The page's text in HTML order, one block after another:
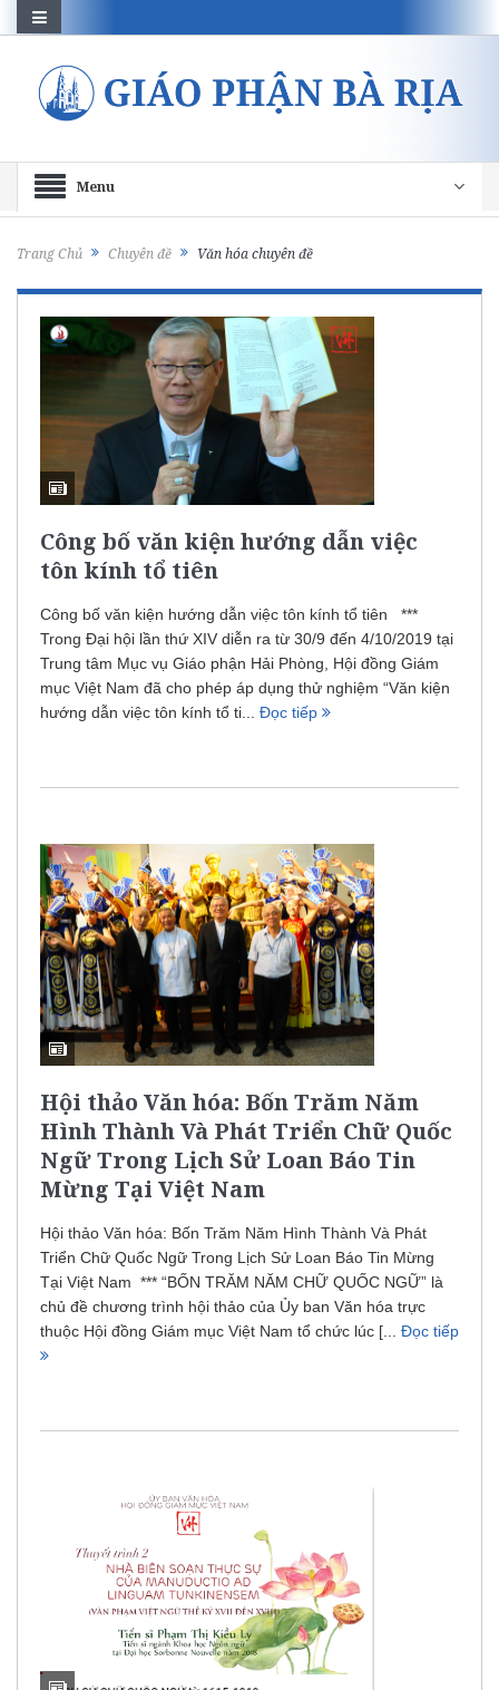
Menu
Trang Chủ Chuyên đề Văn hóa chuyên đề
Công bố văn kiện hướng dẫn việc
tôn kính tổ tiên
Công bố văn kiện hướng dẫn việc tôn kính tổ tiên ***
Trong Đại hội lần thứ XIV diễn ra từ 30/9 đến 4/10/2019 tại
Trung tâm Mục vụ Giáo phận Hải Phòng, Hội đồng Giám
mục Việt Nam đã cho phép áp dụng thử nghiệm “Văn kiện
hướng dẫn việc tôn kính tổ ti... Đọc tiếp
Hội thảo Văn hóa: Bốn Trăm Năm
Hình Thành Và Phát Triển Chữ Quốc
Ngữ Trong Lịch Sử Loan Báo Tin
Mừng Tại Việt Nam
Hội thảo Văn hóa: Bốn Trăm Năm Hình Thành Và Phát
Triển Chữ Quốc Ngữ Trong Lịch Sử Loan Báo Tin Mừng
Tại Việt Nam *** “BỐN TRĂM NĂM CHỮ QUỐC NGỮ” là
chủ đề chương trình hội thảo của Ủy ban Văn hóa trực
thuộc Hội đồng Giám mục Việt Nam tổ chức lúc [... Đọc tiếp